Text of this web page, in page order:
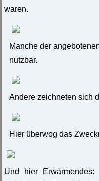
waren.
Manche der
nutzbar.
Andere zeichneten sich
Hier überwog das
Und hier Erwärmendes: